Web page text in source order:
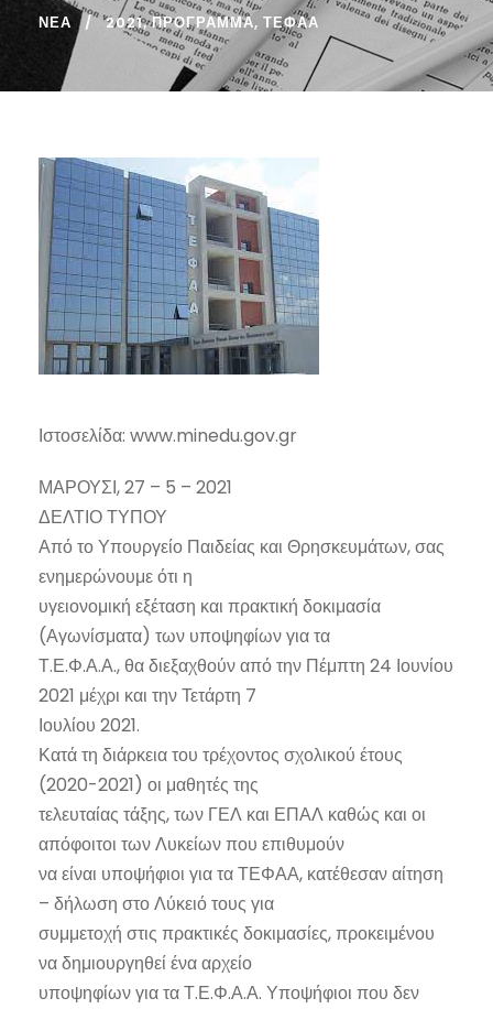
ΝΈΑ 2021, ΠΡΟΓΡΑΜΜΑ, ΤΕΦΑΑ
Ιστοσελίδα: www.minedu.gov.gr
ΜΑΡΟΥΣΙ, 27 – 5 – 2021
ΔΕΛΤΙΟ ΤΥΠΟΥ
Από το Υπουργείο Παιδείας και Θρησκευμάτων, σας
ενημερώνουμε ότι η
υγειονομική εξέταση και πρακτική δοκιμασία
(Αγωνίσματα) των υποψηφίων για τα
Τ.Ε.Φ.Α.Α., θα διεξαχθούν από την Πέμπτη 24 Ιουνίου
2021 μέχρι και την Τετάρτη 7
Ιουλίου 2021.
Κατά τη διάρκεια του τρέχοντος σχολικού έτους
(2020-2021) οι μαθητές της
τελευταίας τάξης, των ΓΕΛ και ΕΠΑΛ καθώς και οι
απόφοιτοι των Λυκείων που επιθυμούν
να είναι υποψήφιοι για τα ΤΕΦΑΑ, κατέθεσαν αίτηση
– δήλωση στο Λύκειό τους για
συμμετοχή στις πρακτικές δοκιμασίες, προκειμένου
να δημιουργηθεί ένα αρχείο
υποψηφίων για τα Τ.Ε.Φ.Α.Α. Υποψήφιοι που δεν